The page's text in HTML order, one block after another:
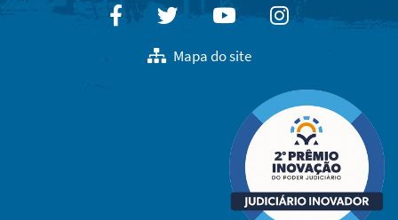
FacebookTwitterYoutubeInstagram
Mapa do site